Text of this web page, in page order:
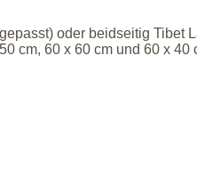
oder beidseitig Tibet
cm, 60 x 60 cm und 60 x 40